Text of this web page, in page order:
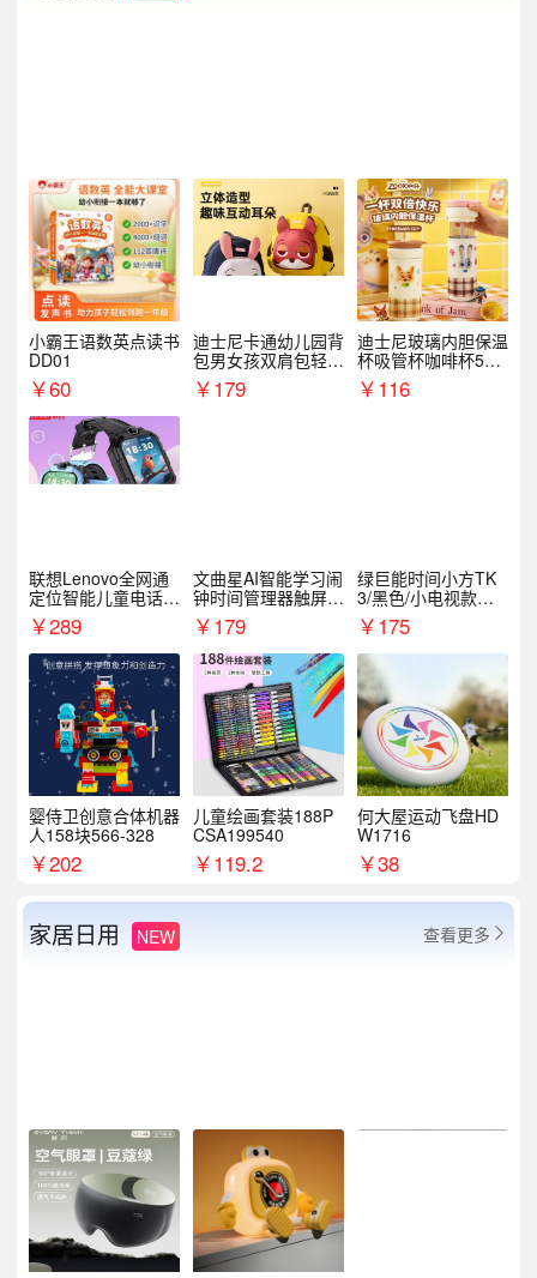
小霸王语数英点读书
DD01
￥60
迪士尼卡通幼儿园背
包男女孩双肩包轻便
可爱小背包B20107
￥179
迪士尼玻璃内胆保温
杯吸管杯咖啡杯530
MLH15135
￥116
联想Lenovo全网通
定位智能儿童电话手
表A1
￥289
文曲星AI智能学习闹
钟时间管理器触屏N
1pro
￥179
绿巨能时间小方TK
3/黑色/小电视款【T
K3】
￥175
婴侍卫创意合体机器
人158块566-328
￥202
儿童绘画套装188P
CSA199540
￥119.2
何大屋运动飞盘HD
W1716
￥38
家居日用 NEW 查看更多 